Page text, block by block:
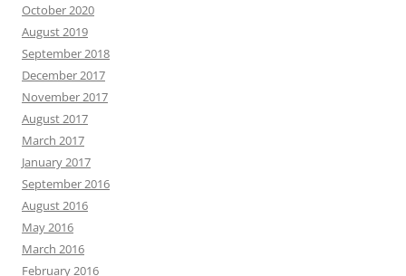
October 2020
August 2019
September 2018
December 2017
November 2017
August 2017
March 2017
January 2017
September 2016
August 2016
May 2016
March 2016
February 2016